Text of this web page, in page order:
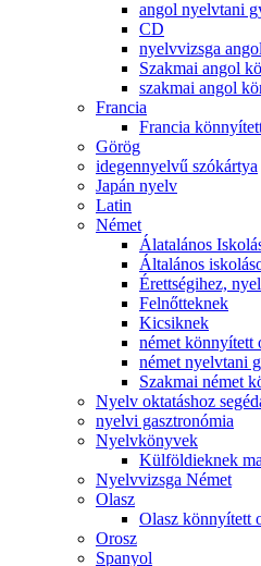
angol nyelvtani
CD
nyelvvizsga angol
Szakmai angol
szakmai angol
Francia
Francia
Görög
idegennyelvű szókártya
Japán nyelv
Latin
Német
Álatalános
Általános
Érettségihez,
Felnőtteknek
Kicsiknek
német könnyített
német nyelvtani
Szakmai német
Nyelv oktatáshoz
nyelvi gasztronómia
Nyelvkönyvek
Külföldieknek
Nyelvvizsga Német
Olasz
Olasz könnyített
Orosz
Spanyol